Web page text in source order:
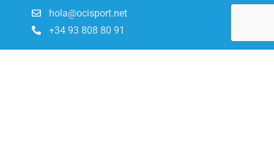
hola@ocisport.net
+34 93 808 80 91